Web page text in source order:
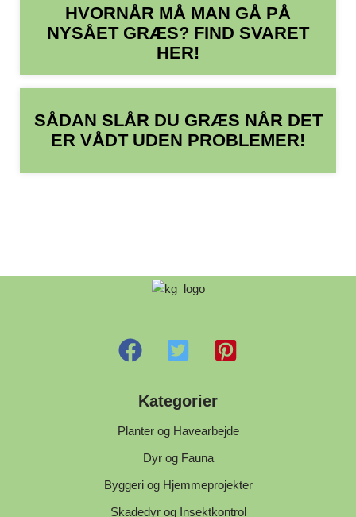
HVORNÅR MÅ MAN GÅ PÅ
NYSÅET GRÆS? FIND SVARET
HER!
SÅDAN SLÅR DU GRÆS NÅR DET
ER VÅDT UDEN PROBLEMER!
Kategorier
Planter og Havearbejde
Dyr og Fauna
Byggeri og Hjemmeprojekter
Skadedyr og Insektkontrol